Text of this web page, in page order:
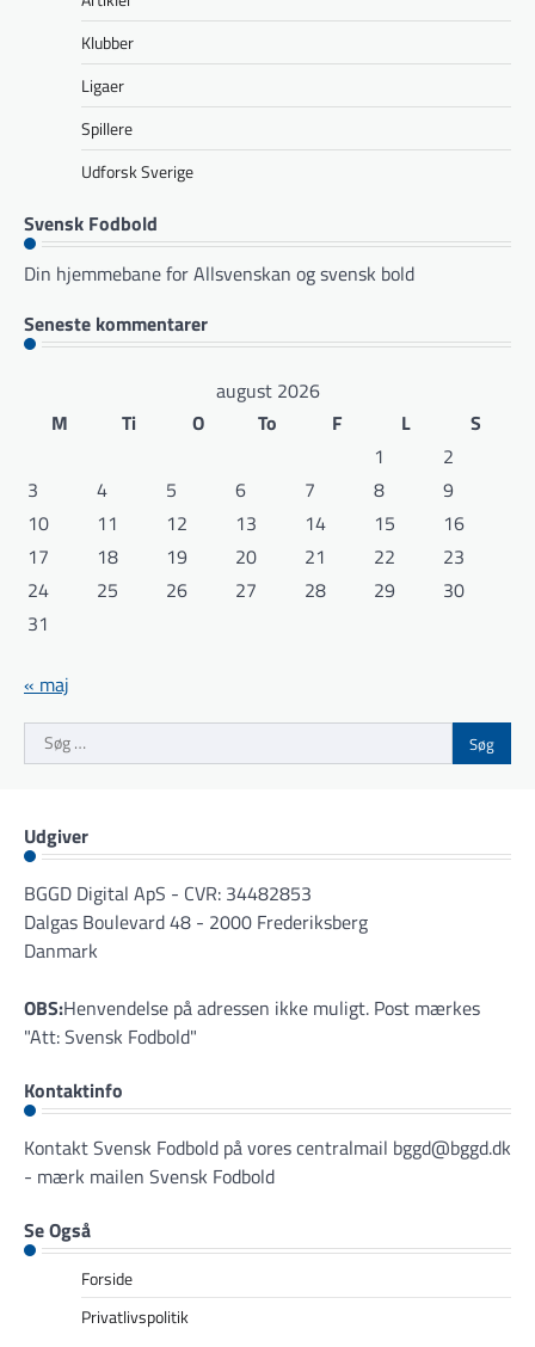
Klubber
Ligaer
Spillere
Udforsk Sverige
Svensk Fodbold
Din hjemmebane for Allsvenskan og svensk bold
Seneste kommentarer
august 2026
M
Ti O To F L
S
1
2
3
4 5 6 7 8
9
10
11 12 13 14 15
16
17
18 19 20 21 22
23
24
25 26 27 28 29
30
31
« maj
Søg
efter:
Udgiver
BGGD Digital ApS - CVR: 34482853
Dalgas Boulevard 48 - 2000 Frederiksberg
Danmark
OBS:Henvendelse på adressen ikke muligt. Post mærkes
"Att: Svensk Fodbold"
Kontaktinfo
Kontakt Svensk Fodbold på vores centralmail bggd@bggd.dk
- mærk mailen Svensk Fodbold
Se Også
Forside
Privatlivspolitik